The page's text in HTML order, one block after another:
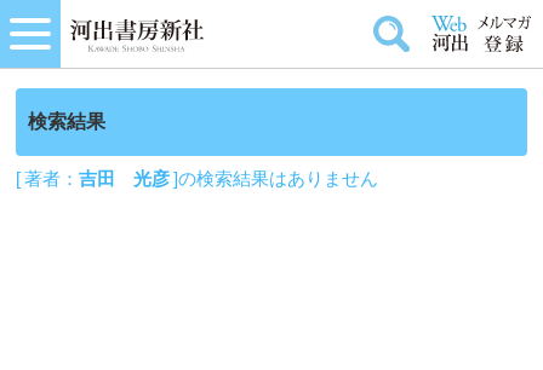
検索結果
[ 著者：吉田 光彦]の検索結果はありません